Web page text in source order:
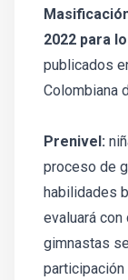
2022 para
publicados
Colombiana
Prenivel:
proceso de
habilidades
evaluará
gimnastas
participación